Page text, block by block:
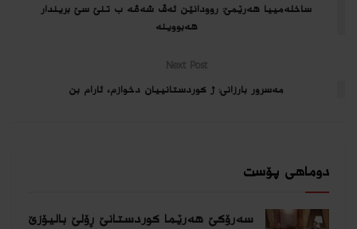
ساخلەمییا هەرێمێ: روودانێن ئەڤ شەڤە ب تنێ سێ بریندار
هەبووینە
Next Post
مەسرور بارزانى: ژ کوردستانییان دخوازم، ئارام بن
دوماهی پۆست
سەرۆکێ هەرێما کوردستانێ ڕۆلێ بالیۆزێ